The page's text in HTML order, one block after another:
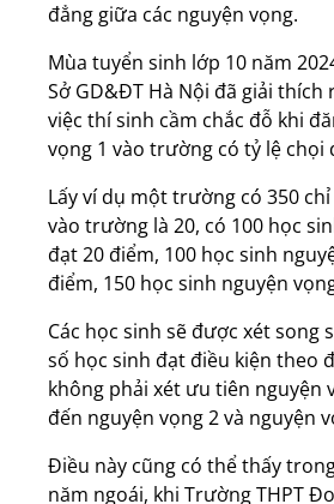
đẳng giữa các nguyện vọng.
Mùa tuyển sinh lớp 10 năm
Sở GD&ĐT Hà Nội đã giải thích
việc thí sinh cầm chắc đỗ khi
vọng 1 vào trường có tỷ lệ chọi
Lấy ví dụ một trường có 350
vào trường là 20, có 100 học
đạt 20 điểm, 100 học sinh
điểm, 150 học sinh nguyện
Các học sinh sẽ được xét song
số học sinh đạt điều kiện theo
không phải xét ưu tiên nguyện
đến nguyện vọng 2 và nguyện
Điều này cũng có thể thấy
năm ngoái, khi Trường THPT